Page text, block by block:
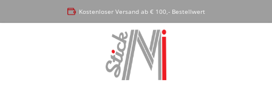
Kostenloser Versand ab € 100,- Bestellwert